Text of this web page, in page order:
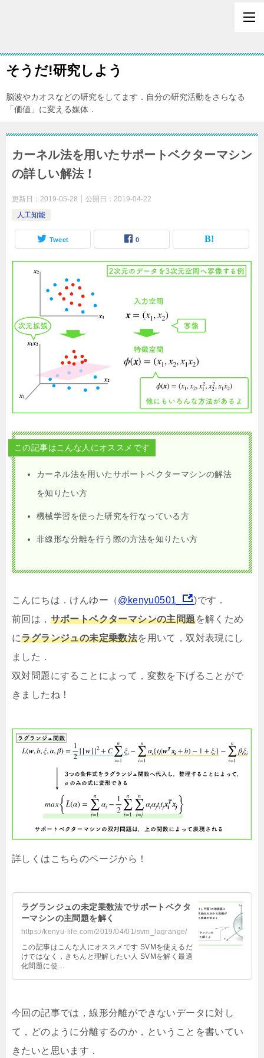
そうだ!研究しよう
脳波やカオスなどの研究をしてます．自分の研究活動をさらなる
「価値」に変える媒体．
カーネル法を用いたサポートベクターマシン
の詳しい解法！
更新日： 2019-05-28 公開日： 2019-04-22
人工知能
Tweet 0
この記事はこんな人にオススメです
カーネル法を用いたサポートベクターマシンの解法
を知りたい方
機械学習を使った研究を行なっている方
非線形な分離を行う際の方法を知りたい方
こんにちは．けんゆー（@kenyu0501_
)です．
前回は， サポートベクターマシンの主問題を解くため
にラグランジュの未定乗数法を用いて，双対表現にし
ました．
双対問題にすることによって，変数を下げることがで
きましたね！
詳しくはこちらのページから！
ラグランジュの未定乗数法でサポートベクタ
ーマシンの主問題を解く
https://kenyu-life.com/2019/04/01/svm_lagrange/
この記事はこんな人にオススメです SVMを使えるだ
けではなく，きちんと理解したい人 SVMを解く最適
化問題に使…
今回の記事では，線形分離ができないデータに対し
て，どのように分離するのか，ということを書いてい
きたいと思います．